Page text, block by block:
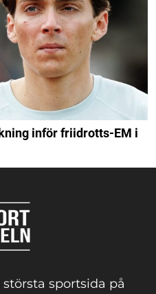
inför friidrotts-EM i
sportsida på